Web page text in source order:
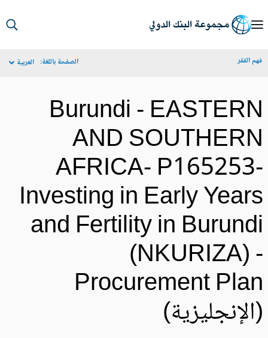
الفقر الصفحة باللغة: العربية
Burundi -
AND
AFRICA-
Investing in Early
and Fertility in
(NKURIZA)
Procurement